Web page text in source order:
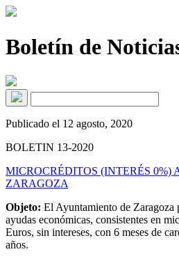
Boletín de
Publicado el 12 agosto, 2020
BOLETIN 13-2020
MICROCRÉDITOS (INTERÉS 0%)
ZARAGOZA
Objeto: El Ayuntamiento de Zaragoza
ayudas económicas, consistentes en
Euros, sin intereses, con 6 meses de
años.